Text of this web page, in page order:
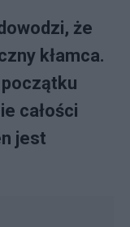
że
kłamca.
całości
jest